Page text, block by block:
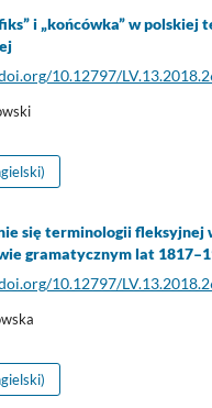
i „końcówka” w polskiej
10.12797/
się terminologii fleksyjnej
gramatycznym lat
10.12797/